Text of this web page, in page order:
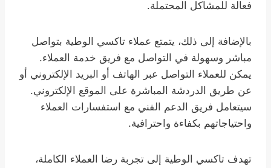
فعالة للمشاكل المحتملة.
بالإضافة إلى ذلك، يتمتع عملاء تاكسي الوطية بتواصل
مباشر وسهولة في التواصل مع فريق خدمة العملاء.
يمكن للعملاء التواصل عبر الهاتف أو البريد الإلكتروني أو
عن طريق الدردشة المباشرة على الموقع الإلكتروني.
سيتعامل فريق الدعم الفني مع استفسارات العملاء
واحتياجاتهم بكفاءة واحترافية.
تهدف تاكسي الوطية إلى تجربة رضا العملاء الكاملة،